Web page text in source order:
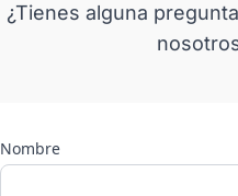
¿Tienes alguna
Nombre